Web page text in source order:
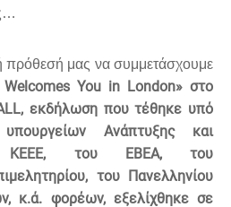
πρόθεσή μας να συμμετάσχουμε
Welcomes You in London» στο
εκδήλωση που τέθηκε υπό
Ανάπτυξης και
ΚΕΕΕ, του ΕΒΕΑ, του
του Πανελληνίου
κ.ά. φορέων, εξελίχθηκε σε